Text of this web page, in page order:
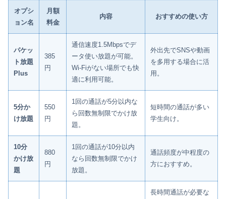
オプシ
ョン名
月額
料金
内容 おすすめの使い方
パケッ
ト放題
Plus
385
円
通信速度1.5Mbpsでデ
ータ使い放題が可能。
Wi-Fiがない場所でも快
適に利用可能。
外出先でSNSや動画
を多用する場合に活
用。
5分か
け放題
550
円
1回の通話が5分以内な
ら回数無制限でかけ放
題。
短時間の通話が多い
学生向け。
10分
かけ放
題
880
円
1回の通話が10分以内
なら回数無制限でかけ
放題。
通話頻度が中程度の
方におすすめ。
長時間通話が必要な